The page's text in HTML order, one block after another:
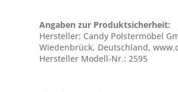
Angaben zur Produktsicherheit:
Hersteller: Candy Polstermöbel
Wiedenbrück, Deutschland,
Hersteller Modell-Nr.: 2595